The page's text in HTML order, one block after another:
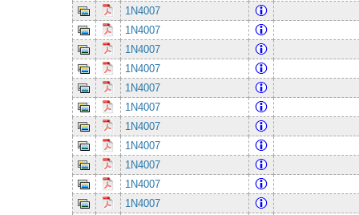
1N4007
1N4007
1N4007
1N4007
1N4007
1N4007
1N4007
1N4007
1N4007
1N4007
1N4007